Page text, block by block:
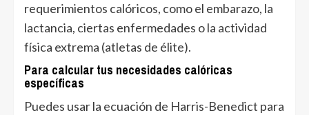
requerimientos calóricos, como el embarazo, la
lactancia, ciertas enfermedades o la actividad
física extrema (atletas de élite).
Para calcular tus necesidades calóricas
específicas
Puedes usar la ecuación de Harris-Benedict para